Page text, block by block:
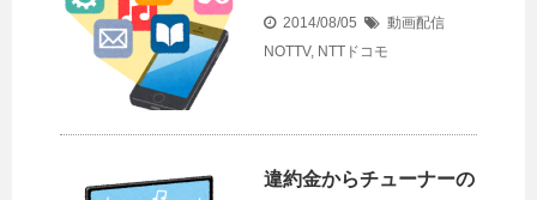
2014/08/05
動画配信
NOTTV, NTTドコモ
違約金からチューナーの